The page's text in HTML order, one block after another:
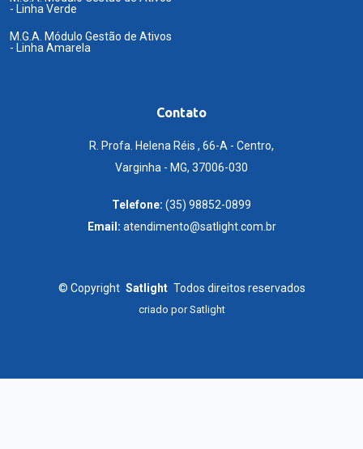
- Linha Verde
M.G.A. Módulo Gestão de Ativos
- Linha Amarela
Contato
R. Profa. Helena Réis , 66-A - Centro,
Varginha - MG, 37006-030
Telefone: (35) 98852-0899
Email: atendimento@satlight.com.br
© Copyright Satlight Todos direitos reservados
criado porSatlight